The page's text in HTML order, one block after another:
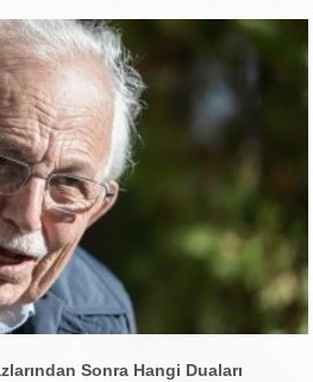
Sonra Hangi Duaları